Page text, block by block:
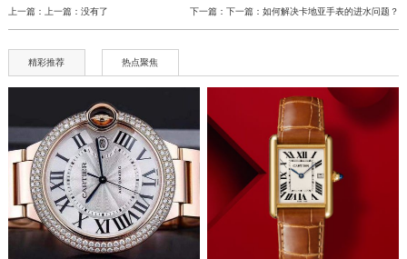
上一篇：上一篇：没有了 下一篇：下一篇：如何解决卡地亚手表的进水问题？
精彩推荐 热点聚焦